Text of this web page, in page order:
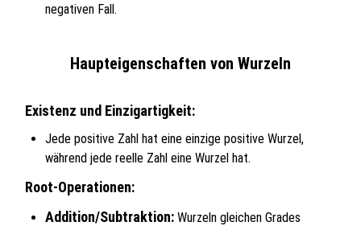
negativen Fall.
Haupteigenschaften von Wurzeln
Existenz und Einzigartigkeit:
Jede positive Zahl hat eine einzige positive Wurzel,
während jede reelle Zahl eine Wurzel hat.
Root-Operationen:
Addition/Subtraktion: Wurzeln gleichen Grades